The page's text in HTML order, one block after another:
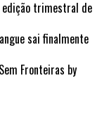
edição trimestral de
sai finalmente
Fronteiras by